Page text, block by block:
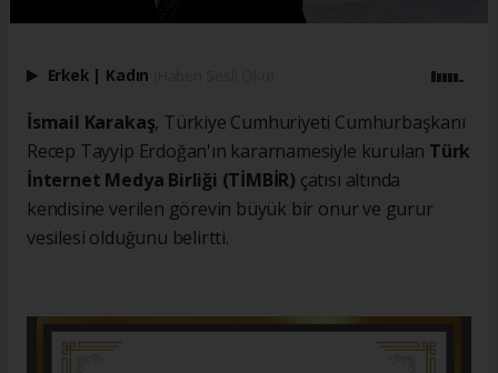
Erkek | Kadın
İsmail Karakaş, Türkiye Cumhuriyeti Cumhurbaşkanı
Recep Tayyip Erdoğan'ın kararnamesiyle kurulan Türk
İnternet Medya Birliği (TİMBİR) çatısı altında
kendisine verilen görevin büyük bir onur ve gurur
vesilesi olduğunu belirtti.